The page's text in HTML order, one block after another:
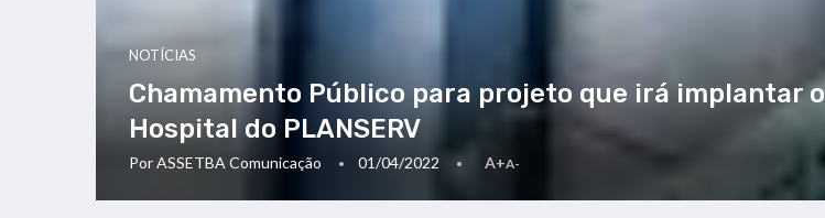
NOTÍCIAS
Chamamento Público para projeto que irá implantar o
Hospital do PLANSERV
PorASSETBA Comunicação 01/04/2022 A+A-